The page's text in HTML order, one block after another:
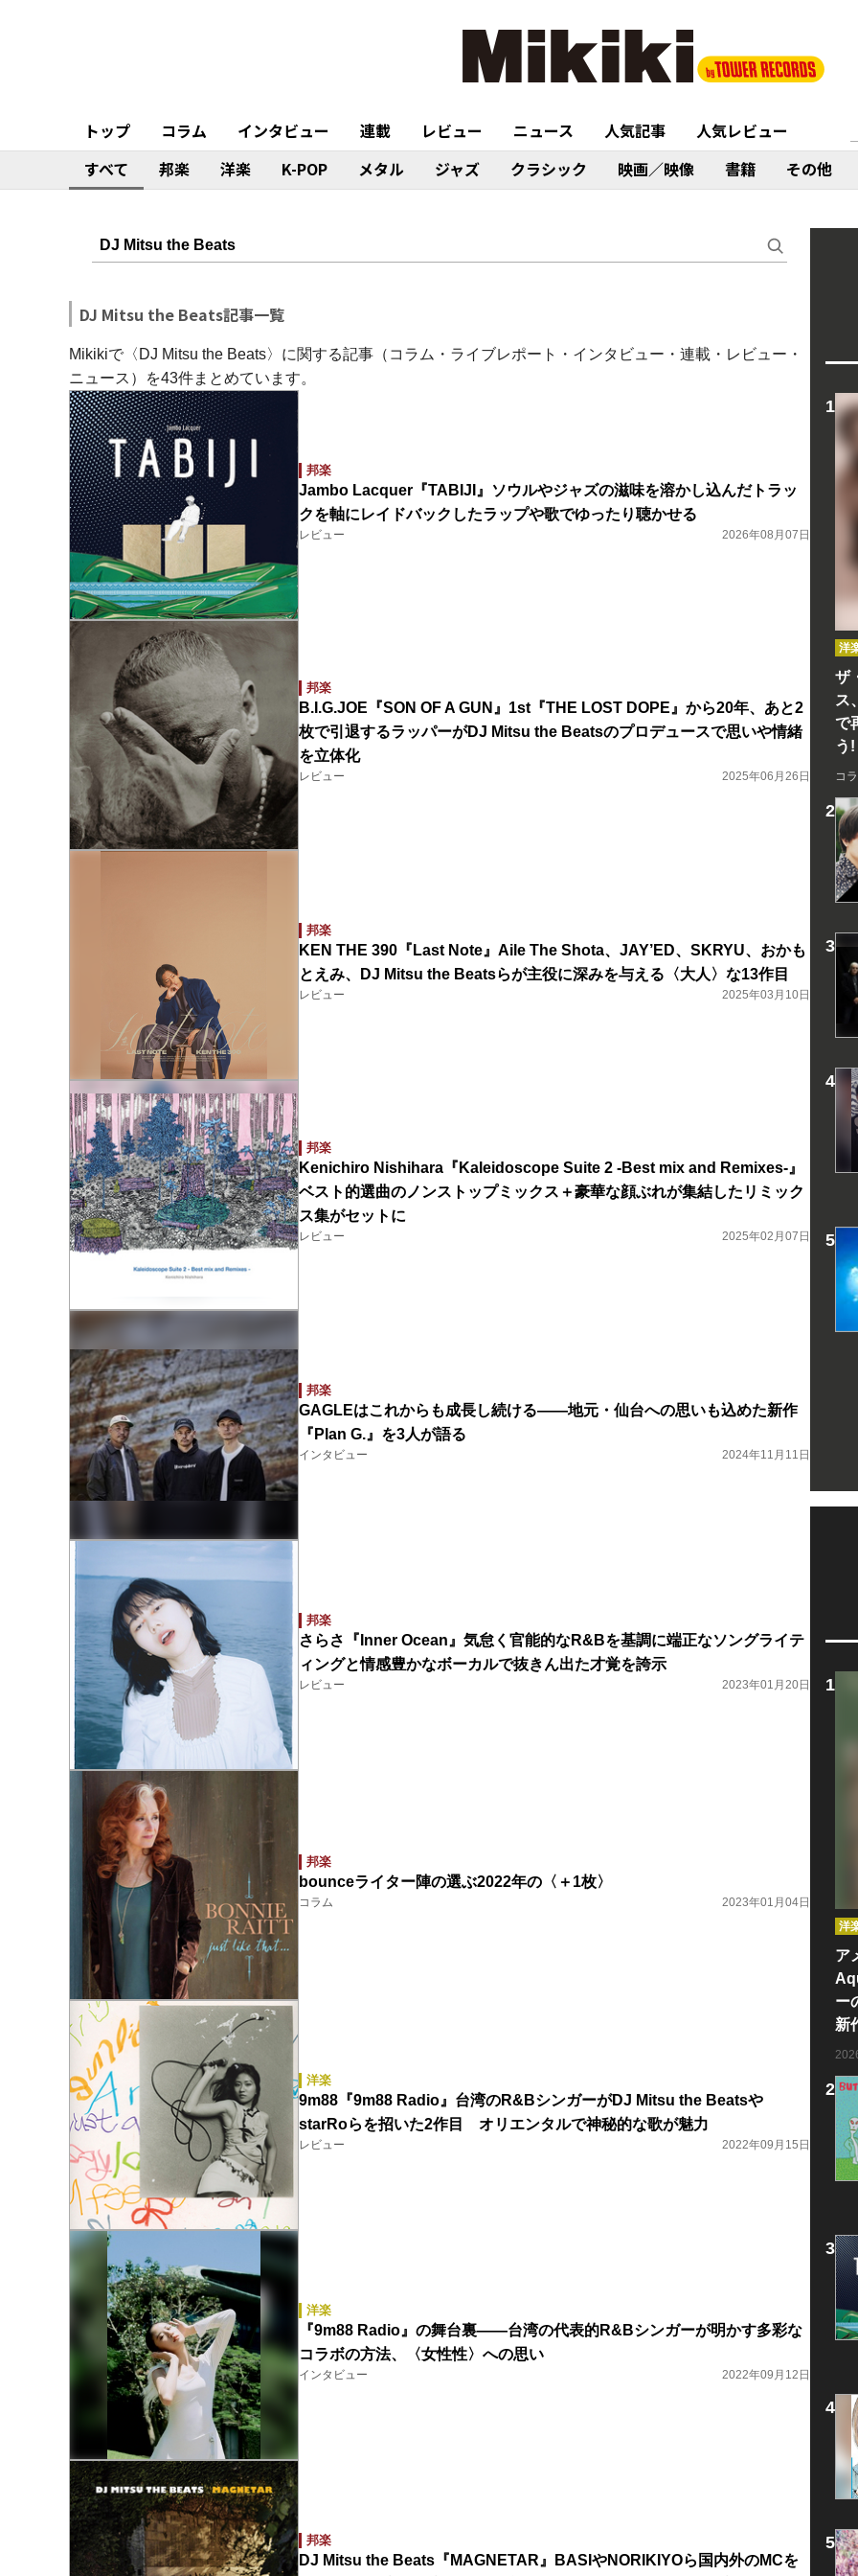
トップ コラム インタビュー 連載 レビュー ニュース 人気記事
人気レビュー
すべて
邦楽 洋楽 K-POP メタル ジャズ クラシック 映画／映像 書籍 その他
DJ Mitsu the Beats記事一覧
Mikikiで〈DJ Mitsu the Beats〉に関する記事（コラム・ライブレポート・インタビュー・連載・レビュー・
ニュース）を43件まとめています。
邦楽
Jambo Lacquer『TABIJI』ソウルやジャズの滋味を溶かし込んだトラッ
クを軸にレイドバックしたラップや歌でゆったり聴かせる
レビュー 2026年08月07日
邦楽
B.I.G.JOE『SON OF A GUN』1st『THE LOST DOPE』から20年、あと2
枚で引退するラッパーがDJ Mitsu the Beatsのプロデュースで思いや情緒
を立体化
レビュー 2025年06月26日
邦楽
KEN THE 390『Last Note』Aile The Shota、JAY’ED、SKRYU、おかも
とえみ、DJ Mitsu the Beatsらが主役に深みを与える〈大人〉な13作目
レビュー 2025年03月10日
邦楽
Kenichiro Nishihara『Kaleidoscope Suite 2 -Best mix and Remixes-』
ベスト的選曲のノンストップミックス＋豪華な顔ぶれが集結したリミック
ス集がセットに
レビュー 2025年02月07日
邦楽
GAGLEはこれからも成長し続ける――地元・仙台への思いも込めた新作
『Plan G.』を3人が語る
インタビュー 2024年11月11日
邦楽
さらさ『Inner Ocean』気怠く官能的なR&Bを基調に端正なソングライテ
ィングと情感豊かなボーカルで抜きん出た才覚を誇示
レビュー 2023年01月20日
邦楽
bounceライター陣の選ぶ2022年の〈＋1枚〉
コラム 2023年01月04日
洋楽
9m88『9m88 Radio』台湾のR&BシンガーがDJ Mitsu the Beatsや
starRoらを招いた2作目 オリエンタルで神秘的な歌が魅力
レビュー 2022年09月15日
洋楽
『9m88 Radio』の舞台裏――台湾の代表的R&Bシンガーが明かす多彩な
コラボの方法、〈女性性〉への思い
インタビュー 2022年09月12日
邦楽
DJ Mitsu the Beats『MAGNETAR』BASIやNORIKIYOら国内外のMCを
洋
ザ
ス
で
う!
コ
洋
ア
ー
新